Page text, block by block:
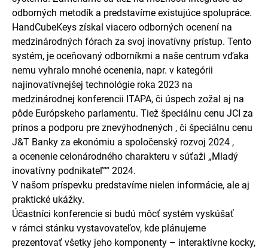
odborných metodík a predstavíme existujúce spolupráce.
HandCubeKeys získal viacero odborných ocenení na
medzinárodných fórach za svoj inovatívny prístup. Tento
systém, je oceňovaný odborníkmi a naše centrum vďaka
nemu vyhralo mnohé ocenenia, napr. v kategórii
najinovatívnejšej technológie roka 2023 na
medzinárodnej konferencii ITAPA, či úspech zožal aj na
pôde Európskeho parlamentu. Tiež špeciálnu cenu JCI za
prínos a podporu pre znevýhodnených , či špeciálnu cenu
J&T Banky za ekonómiu a spoločenský rozvoj 2024 ,
a ocenenie celonárodného charakteru v súťaži „Mladý
inovatívny podnikateľ““ 2024.
V našom príspevku predstavíme nielen informácie, ale aj
praktické ukážky.
Účastníci konferencie si budú môcť systém vyskúšať
v rámci stánku vystavovateľov, kde plánujeme
prezentovať všetky jeho komponenty – interaktívne kocky,